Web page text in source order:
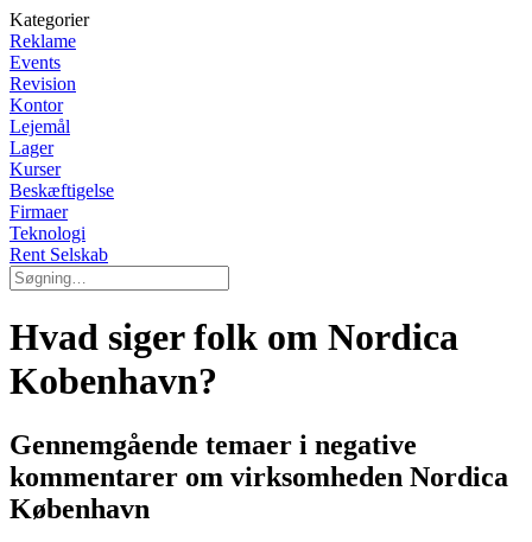
Kategorier
Reklame
Events
Revision
Kontor
Lejemål
Lager
Kurser
Beskæftigelse
Firmaer
Teknologi
Rent Selskab
Hvad siger folk om Nordica
Kobenhavn?
Gennemgående temaer i negative
kommentarer om virksomheden Nordica
København